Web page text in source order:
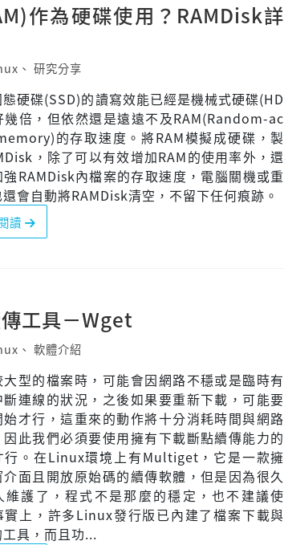
作為硬碟使用？RAMDisk詳
、 研究分享
硬碟(SSD)的讀寫效能已經是機械式硬碟(HD
幾倍，但依然還是遠遠不及RAM(Random-ac
的存取速度。將RAM模擬成硬碟，製
，除了可以有效增加RAM的使用率外，還
強RAMDisk內檔案的存取速度，電腦關機或重
會自動將RAMDisk清空，不留下任何痕跡。
讀
工具－Wget
、 軟體介紹
大型的檔案時，可能會因網路不穩或是臨時有
連線的狀況，之後如果要重新下載，可能要
始才行，這重來的動作將十分消耗時間與網路
因此我們必須要使用擁有下載斷點續傳能力的
行。在Linux環境上有Multiget，它是一款擁
介面且開放原始碼的續傳軟體，但是因為很久
維護了，程式不是那麼的穩定，也不建議使
實上，許多Linux發行版已內建了檔案下載與
具，而且功...